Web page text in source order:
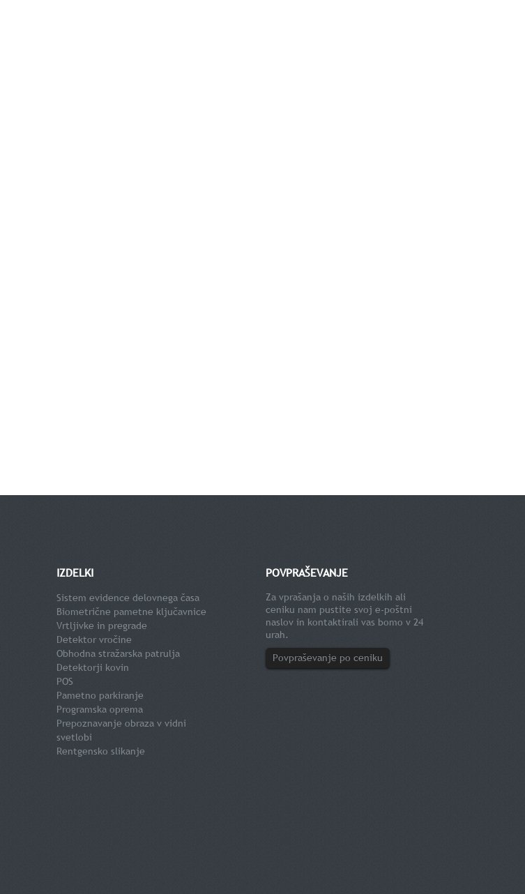
IZDELKI
Sistem evidence delovnega časa
Biometrične pametne ključavnice
Vrtljivke in pregrade
Detektor vročine
Obhodna stražarska patrulja
Detektorji kovin
POS
Pametno parkiranje
Programska oprema
Prepoznavanje obraza v vidni
svetlobi
Rentgensko slikanje
POVPRAŠEVANJE
Za vprašanja o naših izdelkih ali
ceniku nam pustite svoj e-poštni
naslov in kontaktirali vas bomo v 24
urah.
Povpraševanje po ceniku